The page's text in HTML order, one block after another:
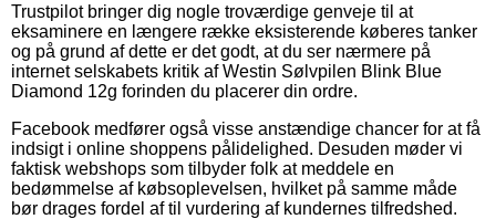
Trustpilot bringer dig nogle troværdige genveje til at
eksaminere en længere række eksisterende køberes tanker
og på grund af dette er det godt, at du ser nærmere på
internet selskabets kritik af Westin Sølvpilen Blink Blue
Diamond 12g forinden du placerer din ordre.
Facebook medfører også visse anstændige chancer for at få
indsigt i online shoppens pålidelighed. Desuden møder vi
faktisk webshops som tilbyder folk at meddele en
bedømmelse af købsoplevelsen, hvilket på samme måde
bør drages fordel af til vurdering af kundernes tilfredshed.